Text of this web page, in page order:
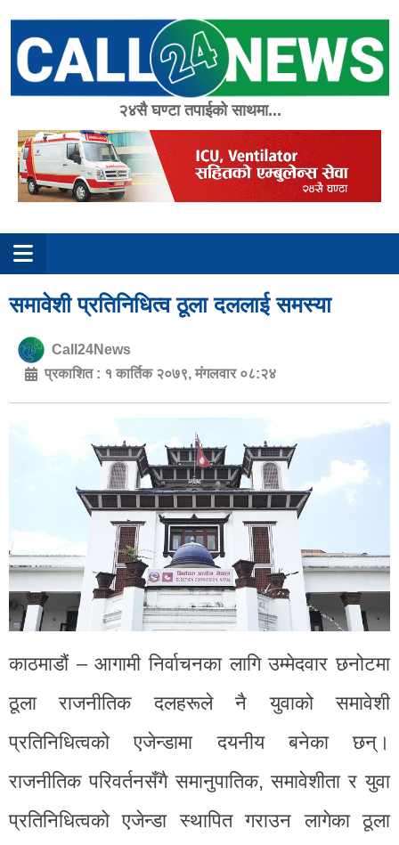
content
२४सै घण्टा तपाईको साथमा...
समावेशी प्रतिनिधित्व ठूला दललाई समस्या
Call24News
प्रकाशित : १ कार्तिक २०७९, मंगलवार ०८:२४
काठमाडौं – आगामी निर्वाचनका लागि उम्मेदवार छनोटमा
ठूला राजनीतिक दलहरूले नै युवाको समावेशी
प्रतिनिधित्वको एजेन्डामा दयनीय बनेका छन्।
राजनीतिक परिवर्तनसँगै समानुपातिक, समावेशीता र युवा
प्रतिनिधित्वको एजेन्डा स्थापित गराउन लागेका ठूला